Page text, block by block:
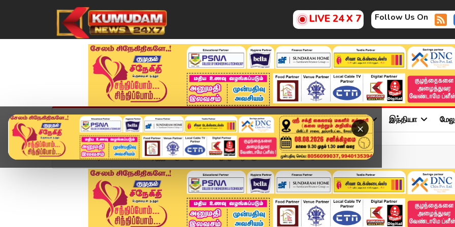
LIVE 24 X 7 Follow Us On
×
முகப்பு விளையாட்டு அண்மை தமிழ்நாடு சினிமா அரசியல் விளையாட்டு இந்தியா
Home வீடியோ ஸ்டோரி டிஐஜி வருண்குமார் அவதூறு வழக்கு.. விசாரணைக்கு ஆ...